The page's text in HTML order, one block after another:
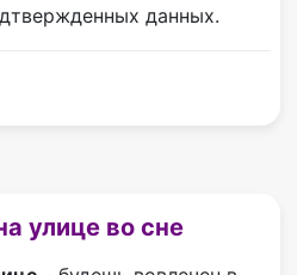
данных.
улице во сне